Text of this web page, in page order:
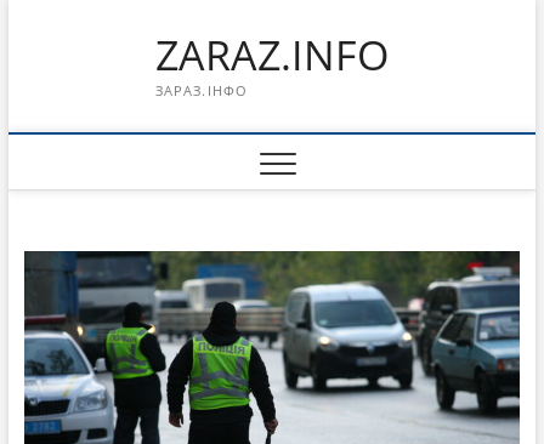
ZARAZ.INFO
ЗАРАЗ.ІНФО